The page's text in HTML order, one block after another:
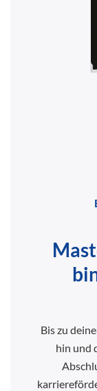
Bis zu
hin und